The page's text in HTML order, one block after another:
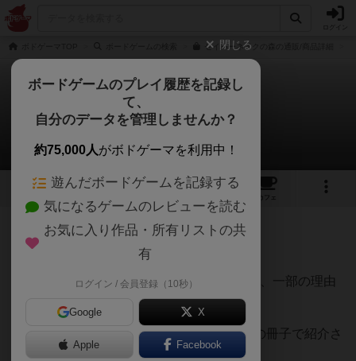
セイバーネイクの森の通販/商品詳細
セイバーネイクの森
白州さんのレビュー
1 3
カフェ
219名 2名 1 3ヶ月前
レーティングが非公開に設定されたユーザー
5/10（ゲームシステムだけ見れば評価6だが、一部の理由
ボードゲームユーチューバーのちょっと前の冊子で紹介さ
れていたので、気になってプレイ。
閉じる
ボードゲームのプレイ履歴を記録し
て、
自分のデータを管理しませんか？
約75,000人がボドゲーマを利用中！
遊んだボードゲームを記録する
気になるゲームのレビューを読む
お気に入り作品・所有リストの共
有
ログイン / 会員登録（10秒）
Google X
Apple Facebook